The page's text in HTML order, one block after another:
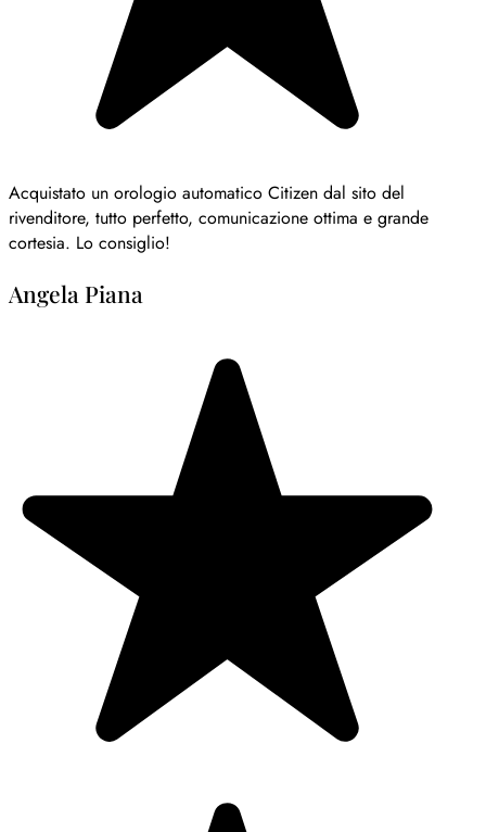
Acquistato un orologio automatico Citizen dal sito del
rivenditore, tutto perfetto, comunicazione ottima e grande
cortesia. Lo consiglio!
Angela Piana